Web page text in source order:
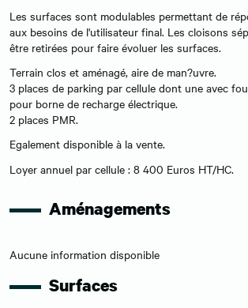
Les surfaces sont modulables permettant de
aux besoins de l'utilisateur final. Les cloisons
être retirées pour faire évoluer les surfaces.
Terrain clos et aménagé, aire de man?uvre.
3 places de parking par cellule dont une avec
pour borne de recharge électrique.
2 places PMR.
Egalement disponible à la vente.
Loyer annuel par cellule : 8 400 Euros HT/HC.
Aménagements
Aucune information disponible
Surfaces